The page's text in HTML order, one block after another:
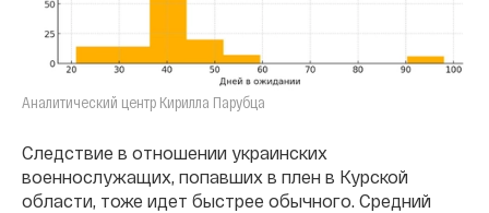
Аналитический центр Кирилла Парубца
Следствие в отношении украинских
военнослужащих, попавших в плен в Курской
области, тоже идет быстрее обычного. Средний